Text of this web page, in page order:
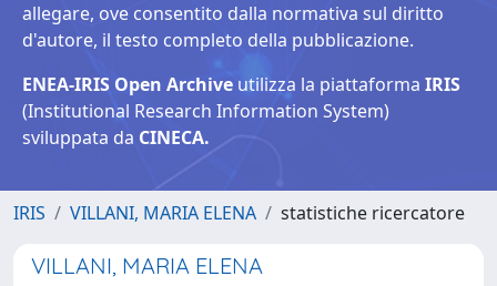
allegare, ove consentito dalla normativa sul diritto
d'autore, il testo completo della pubblicazione.
ENEA-IRIS Open Archive utilizza la piattaforma IRIS
(Institutional Research Information System)
sviluppata da CINECA.
IRIS VILLANI, MARIA ELENA statistiche ricercatore
VILLANI, MARIA ELENA